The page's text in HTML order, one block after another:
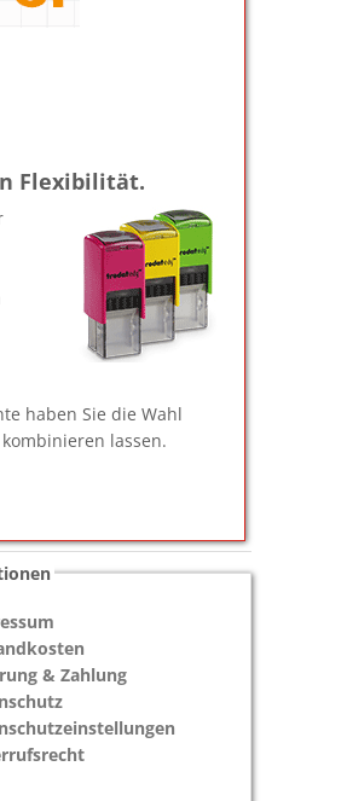
Flexibilität.
haben Sie die Wahl
lassen.
& Zahlung